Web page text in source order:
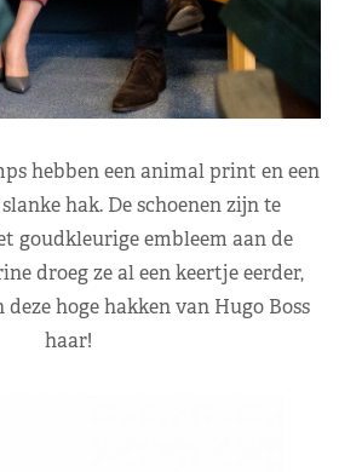
hebben een animal print en een
hak. De schoenen zijn te
goudkleurige embleem aan de
droeg ze al een keertje eerder,
hoge hakken van Hugo Boss
haar!